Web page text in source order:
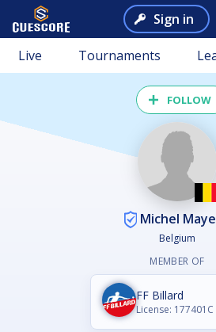
Sign in
Live Tournaments
FOLLOW
Michel
Belgium
MEMBER OF
FF Billard
License: 177401C